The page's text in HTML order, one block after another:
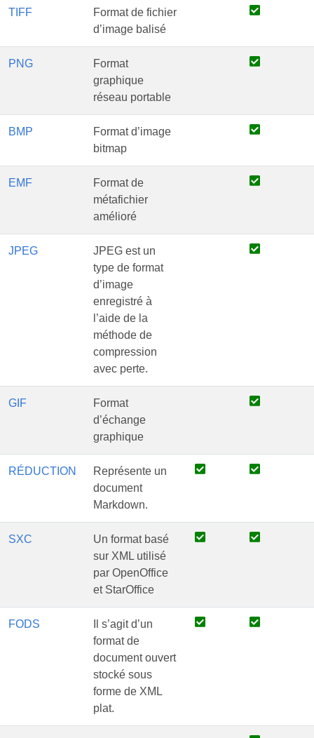
TIFF
Format de fichier
d’image balisé
PNG
Format
graphique
réseau portable
BMP
Format d’image
bitmap
EMF
Format de
métafichier
amélioré
JPEG
JPEG est un
type de format
d’image
enregistré à
l’aide de la
méthode de
compression
avec perte.
GIF
Format
d’échange
graphique
RÉDUCTION
Représente un
document
Markdown.
SXC
Un format basé
sur XML utilisé
par OpenOffice
et StarOffice
FODS
Il s’agit d’un
format de
document ouvert
stocké sous
forme de XML
plat.